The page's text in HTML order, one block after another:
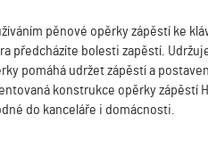
pěnové opěrky zápěstí ke
předcházíte bolesti zapěstí.
pomáhá udržet zápěstí a
konstrukce opěrky zápěstí
do kanceláře i domácnosti.